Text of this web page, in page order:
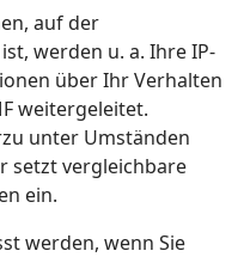
auf der
werden u. a. Ihre IP-
über Ihr Verhalten
weitergeleitet.
unter Umständen
setzt vergleichbare
ein.
werden, wenn Sie